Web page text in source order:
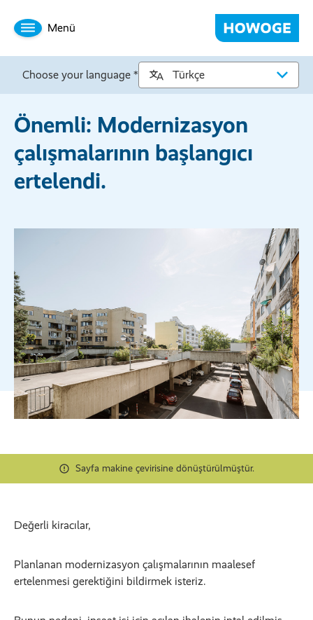
Menü
Choose your language *
Önemli: Modernizasyon
çalışmalarının başlangıcı
ertelendi.
Sayfa makine çevirisine dönüştürülmüştür.
Değerli kiracılar,
Planlanan modernizasyon çalışmalarının maalesef
ertelenmesi gerektiğini bildirmek isteriz.